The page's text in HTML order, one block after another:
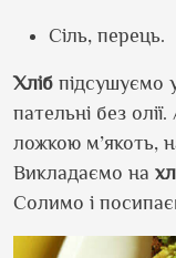
Сіль, перець.
Хліб підсушуємо
пательні без
ложкою м’якоть,
Викладаємо на
Солимо і